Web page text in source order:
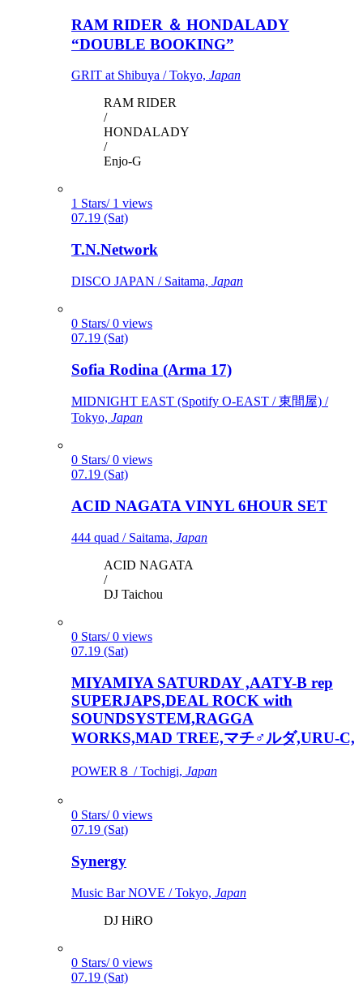
RAM RIDER ＆ HONDALADY
“DOUBLE BOOKING”
GRIT at Shibuya / Tokyo, Japan
RAM RIDER
/
HONDALADY
/
Enjo-G
1 Stars/ 1 views
07.19 (Sat)
T.N.Network
DISCO JAPAN / Saitama, Japan
0 Stars/ 0 views
07.19 (Sat)
Sofia Rodina (Arma 17)
MIDNIGHT EAST (Spotify O-EAST / 東間屋) /
Tokyo, Japan
0 Stars/ 0 views
07.19 (Sat)
ACID NAGATA VINYL 6HOUR SET
444 quad / Saitama, Japan
ACID NAGATA
/
DJ Taichou
0 Stars/ 0 views
07.19 (Sat)
MIYAMIYA SATURDAY ,AATY-B rep
SUPERJAPS,DEAL ROCK with
SOUNDSYSTEM,RAGGA
WORKS,MAD TREE,マチ♂ルダ,URU-C,
POWER８ / Tochigi, Japan
0 Stars/ 0 views
07.19 (Sat)
Synergy
Music Bar NOVE / Tokyo, Japan
DJ HiRO
0 Stars/ 0 views
07.19 (Sat)